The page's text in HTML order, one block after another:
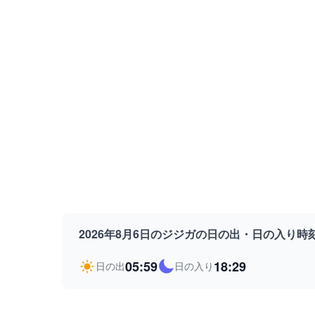
2026年8月6日のジジガの日の出・日の入り時
日の出05:59 日の入り 18:29